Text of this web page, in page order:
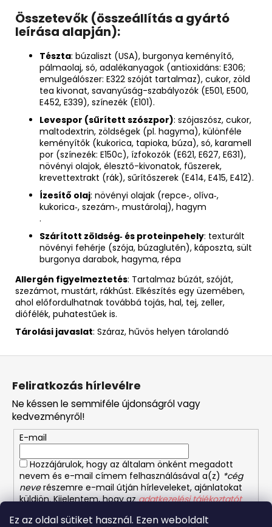
Ez az oldal sütiket használ. Ezen weboldalt
Összetevők (összeállítás a gyártó
leírása alapján):
Tészta: búzaliszt (USA), burgonya keményítő,
pálmaolaj, só, adalékanyagok (antioxidáns: E306;
emulgeálószer: E322 szóját tartalmaz), cukor, zöld
tea kivonat, savanyúság-szabályozók (E501, E500,
E452, E339), színezék (E101).
Levespor (sűrített szószpor): szójaszósz, cukor,
malto­dextrin, zöldségek (pl. hagyma), különféle
keményítők (kukorica, tapioka, búza), só, karamell
por (színezék: E150c), ízfokozók (E621, E627, E631),
növényi olajok, élesztő-kivonatok, fűszerek,
krevettextrakt (rák), sűrítőszerek (E414, E415, E412).
Ízesítő olaj: növényi olajak (repce‑, olíva‑,
kukorica‑, szezám‑, mustárolaj), hagym
.
Szárított zöldség‑ és proteinpehely: texturált
növényi fehérje (szója, búzaglutén), káposzta, sült
burgonya darabok, hagyma, répa
Allergén figyelmeztetés: Tartalmaz búzát, szóját,
szezámot, mustárt, rákhúst. Elkészítés egy üzemében,
ahol előfordulhatnak továbbá tojás, hal, tej, zeller,
diófélék, puhatestűek is.
Tárolási javaslat: Száraz, hűvös helyen tárolandó
L
Feliratkozás hírlevélre
Ne késsen le semmiféle újdonságról vagy
kedvezményről!
E-mail
Hozzájárulok, hogy az általam önként megadott
nevem és e-mail címem felhasználásával a(z) *cég
neverészemre e-mail útján hírleveleket, ajánlatokat
küldjön. Kijelentem, hogy azadatkezelési tájékoztatót
bármikor visszavonhatom.